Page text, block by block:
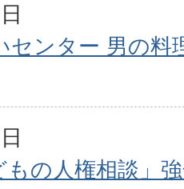
センター 男の料
の人権相談」